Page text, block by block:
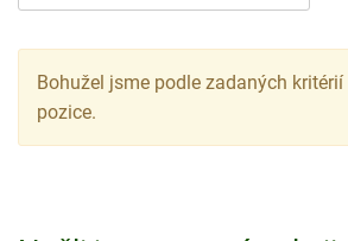
Bohužel jsme podle zadaných
pozice.